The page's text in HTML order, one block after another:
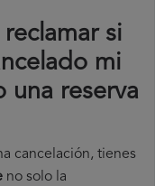
si
mi
una reserva
cancelación, tienes
no solo la